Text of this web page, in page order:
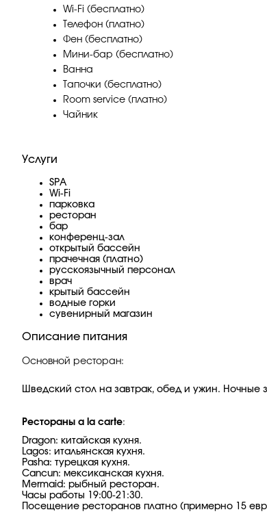
Wi-Fi (бесплатно)
Телефон (платно)
Фен (бесплатно)
Мини-бар (бесплатно)
Ванна
Тапочки (бесплатно)
Room service (платно)
Чайник
Услуги
SPA
Wi-Fi
парковка
ресторан
бар
конференц-зал
открытый бассейн
прачечная (платно)
русскоязычный персонал
врач
крытый бассейн
водные горки
сувенирный магазин
Описание питания
Основной ресторан:
Шведский стол на завтрак, обед и ужин. Ночные
Рестораны a la carte:
Dragon: китайская кухня.
Lagos: итальянская кухня.
Pasha: турецкая кухня.
Cancun: мексиканская кухня.
Mermaid: рыбный ресторан.
Часы работы 19:00-21:30.
Посещение ресторанов платно (примерно 15